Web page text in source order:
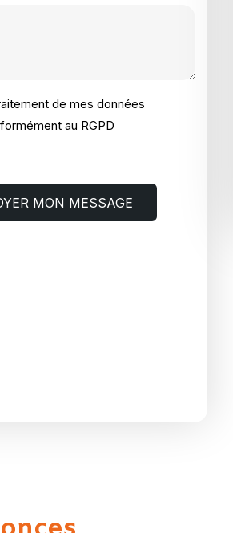
de mes données
au RGPD
MON MESSAGE